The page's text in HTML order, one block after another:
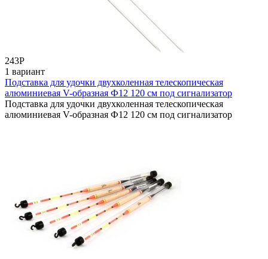
243Р
1 вариант
Подставка для удочки двухколенная телескопическая
алюминиевая V-образная Ф12 120 cм под сигнализатор
Подставка для удочки двухколенная телескопическая
алюминиевая V-образная Ф12 120 cм под сигнализатор